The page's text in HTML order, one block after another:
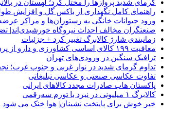
گرمای شدید پروازها را مختل کرد؛ لهستان در
راهنمای کامل نگهداری از باکس گل و افزایش
ورود حیوانات خانگی به رستوران‌ها و مراکز
صنعتگران مخالف احداث نیروگاه خورشیدی‌اند|
زمانبندی شارژ کالابرگ تغییر کرد + جزئیات
معافیت ۱۹۹ کالای اساسی کشاورزی و دارو از پرداخت عوارض ۱.۲ درصدی واردات
ترافیک سنگین در ورودی‌های تهران
تداوم گرمای شدید در نوار غربی و جنوب غرب؛ نجف و
تفاوت عکاسی صنعتی و عکاسی تبلیغاتی
پاکستان هاب صادرات مجدد کالاهای ایرانی
کالابرگ ۱ میلیونی در نبرد با تورم سه‌رقمی
خبر خوش برای پایتخت نشینان| هوا خنک می شود